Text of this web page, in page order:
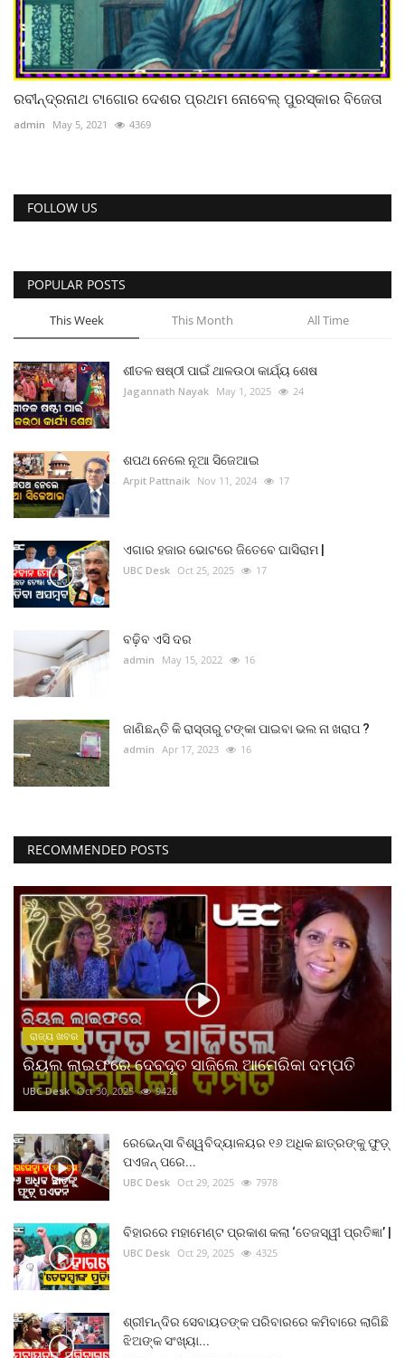
ରବୀନ୍ଦ୍ରନାଥ ଟାଗୋର ଦେଶର ପ୍ରଥମ ନୋବେଲ୍ ପୁରସ୍କାର ବିଜେତା
admin May 5, 2021 4369
FOLLOW US
POPULAR POSTS
This Week This Month All Time
ଶୀତଳ ଷଷ୍ଠୀ ପାଇଁ ଥାଳଉଠା କାର୍ଯ୍ୟ ଶେଷ
Jagannath Nayak May 1, 2025 24
ଶପଥ ନେଲେ ନୂଆ ସିଜେଆଇ
Arpit Pattnaik Nov 11, 2024 17
ଏଗାର ହଜାର ଭୋଟରେ ଜିତେବେ ଘାସିରାମ |
UBC Desk Oct 25, 2025 17
ବଢ଼ିବ ଏସି ଦର
admin May 15, 2022 16
ଜାଣିଛନ୍ତି କି ରାସ୍ତାରୁ ଟଙ୍କା ପାଇବା ଭଲ ନା ଖରାପ ?
admin Apr 17, 2023 16
RECOMMENDED POSTS
ରାଜ୍ୟ ଖବର
ରିୟଲ ଲାଇଫରେ ଦେବଦୂତ ସାଜିଲେ ଆମେରିକା ଦମ୍ପତି
UBC Desk Oct 30, 2025 9426
ରେଭେନ୍ସା ବିଶ୍ୱବିଦ୍ୟାଳୟର ୧୬ ଅଧିକ ଛାତ୍ରଙ୍କୁ ଫୁଡ଼୍
ପଏଜନ୍ ପରେ...
UBC Desk Oct 29, 2025 7978
ବିହାରରେ ମହାମେଣ୍ଟ ପ୍ରକାଶ କଲା ‘ତେଜସ୍ୱୀ ପ୍ରତିଜ୍ଞା’ |
UBC Desk Oct 29, 2025 4325
ଶ୍ରୀମନ୍ଦିର ସେବାୟତଙ୍କ ପରିବାରରେ କମିବାରେ ଲାଗିଛି
ଝିଅଙ୍କ ସଂଖ୍ୟା...